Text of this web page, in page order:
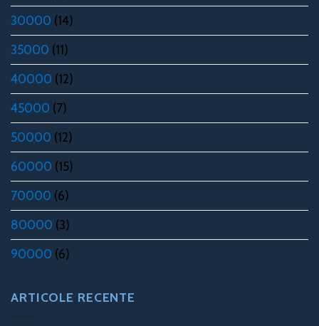
30000 (14)
35000 (11)
40000 (12)
45000 (7)
50000 (12)
60000 (15)
70000 (6)
80000 (3)
90000 (6)
ARTICOLE RECENTE